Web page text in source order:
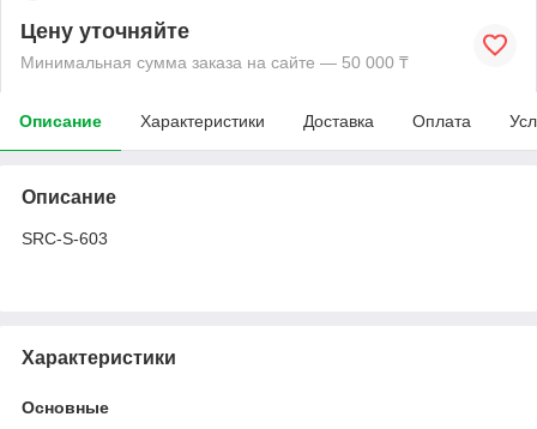
Цену уточняйте
Минимальная сумма заказа на сайте — 50 000 ₸
Описание Характеристики Доставка Оплата
Описание
SRC-S-603
Характеристики
Основные